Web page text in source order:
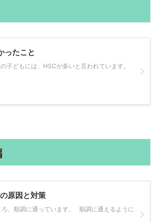
ったこと
子どもには、HSCが多いと言われています。
原因と対策
、順調に通っています。 順調に通えるように